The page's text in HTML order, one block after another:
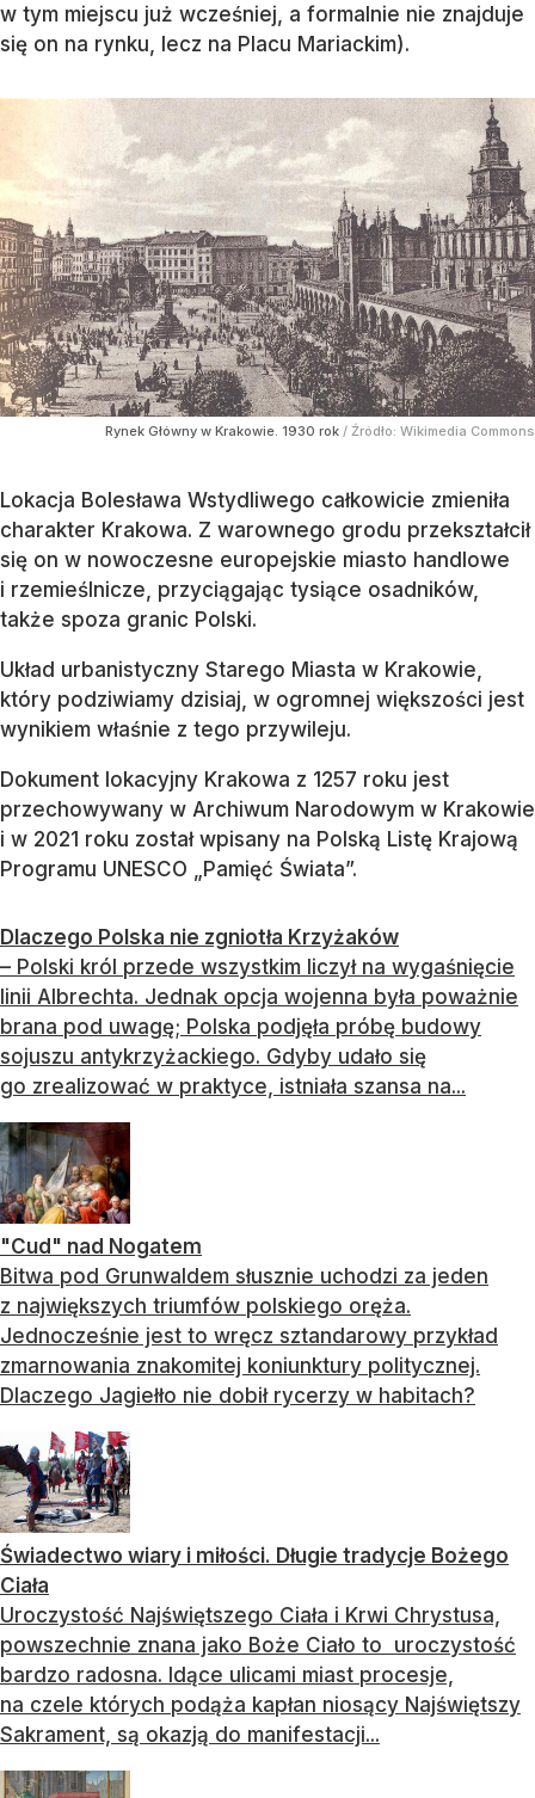
w tym miejscu już wcześniej, a formalnie nie znajduje
się on na rynku, lecz na Placu Mariackim).
Rynek Główny w Krakowie. 1930 rok / Źródło: Wikimedia Commons
Lokacja Bolesława Wstydliwego całkowicie zmieniła
charakter Krakowa. Z warownego grodu przekształcił
się on w nowoczesne europejskie miasto handlowe
i rzemieślnicze, przyciągając tysiące osadników,
także spoza granic Polski.
Układ urbanistyczny Starego Miasta w Krakowie,
który podziwiamy dzisiaj, w ogromnej większości jest
wynikiem właśnie z tego przywileju.
Dokument lokacyjny Krakowa z 1257 roku jest
przechowywany w Archiwum Narodowym w Krakowie
i w 2021 roku został wpisany na Polską Listę Krajową
Programu UNESCO „Pamięć Świata”.
Dlaczego Polska nie zgniotła Krzyżaków
– Polski król przede wszystkim liczył na wygaśnięcie
linii Albrechta. Jednak opcja wojenna była poważnie
brana pod uwagę; Polska podjęła próbę budowy
sojuszu antykrzyżackiego. Gdyby udało się
go zrealizować w praktyce, istniała szansa na...
"Cud" nad Nogatem
Bitwa pod Grunwaldem słusznie uchodzi za jeden
z największych triumfów polskiego oręża.
Jednocześnie jest to wręcz sztandarowy przykład
zmarnowania znakomitej koniunktury politycznej.
Dlaczego Jagiełło nie dobił rycerzy w habitach?
Świadectwo wiary i miłości. Długie tradycje Bożego
Ciała
Uroczystość Najświętszego Ciała i Krwi Chrystusa,
powszechnie znana jako Boże Ciało to uroczystość
bardzo radosna. Idące ulicami miast procesje,
na czele których podąża kapłan niosący Najświętszy
Sakrament, są okazją do manifestacji...